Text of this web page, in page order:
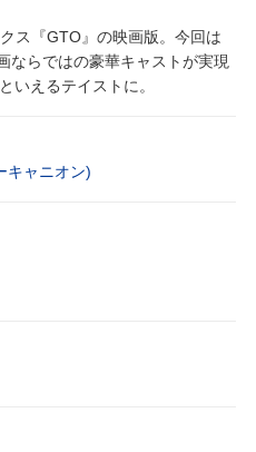
ス『GTO』の映画版。今回は
ならではの豪華キャストが実現
いえるテイストに。
キャニオン)